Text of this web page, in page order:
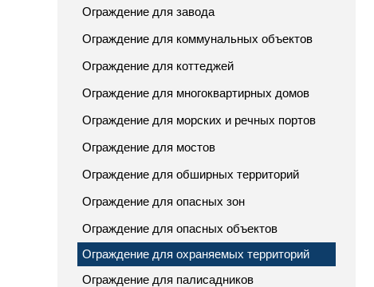
Ограждение для завода
Ограждение для коммунальных объектов
Ограждение для коттеджей
Ограждение для многоквартирных домов
Ограждение для морских и речных портов
Ограждение для мостов
Ограждение для обширных территорий
Ограждение для опасных зон
Ограждение для опасных объектов
Ограждение для охраняемых территорий
Ограждение для палисадников